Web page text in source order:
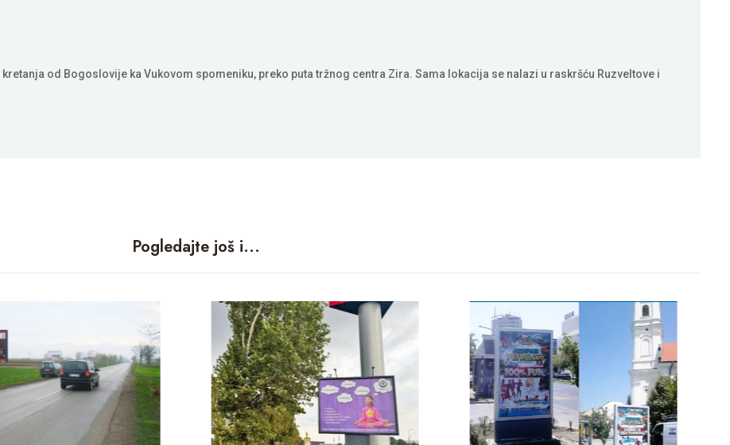
od Bogoslovije ka Vukovom spomeniku, preko puta tržnog centra Zira. Sama lokacija se nalazi u raskršću Ruzveltove i
Pogledajte još i...